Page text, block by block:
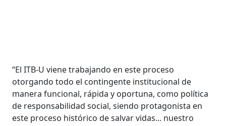
“El ITB-U viene trabajando en este proceso
otorgando todo el contingente institucional de
manera funcional, rápida y oportuna, como política
de responsabilidad social, siendo protagonista en
este proceso histórico de salvar vidas... nuestro